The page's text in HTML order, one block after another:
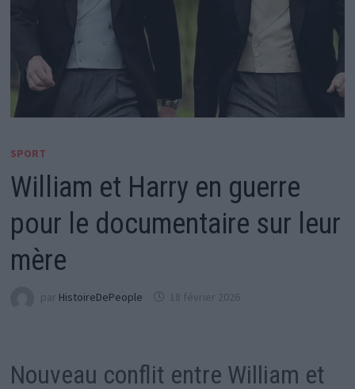
SPORT
William et Harry en guerre
pour le documentaire sur leur
mère
par HistoireDePeople 18 février 2026
Nouveau conflit entre William et